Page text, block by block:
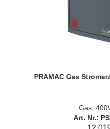
PRAMAC Gas
Gas,
Art. Nr.: